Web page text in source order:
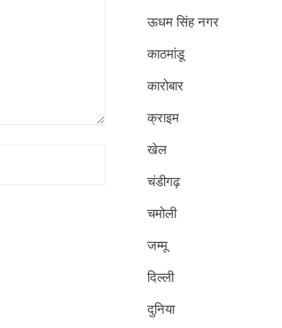
ऊधम सिंह नगर
काठमांडू
कारोबार
क्राइम
खेल
चंडीगढ़
चमोली
जम्मू
दिल्ली
दुनिया